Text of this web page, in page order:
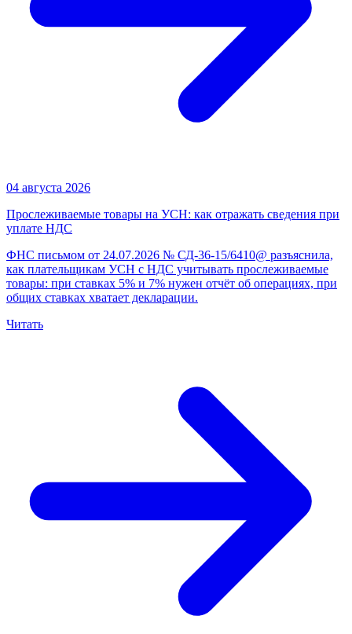
04 августа 2026
Прослеживаемые товары на УСН: как отражать сведения при
уплате НДС
ФНС письмом от 24.07.2026 № СД-36-15/6410@ разъяснила,
как плательщикам УСН с НДС учитывать прослеживаемые
товары: при ставках 5% и 7% нужен отчёт об операциях, при
общих ставках хватает декларации.
Читать